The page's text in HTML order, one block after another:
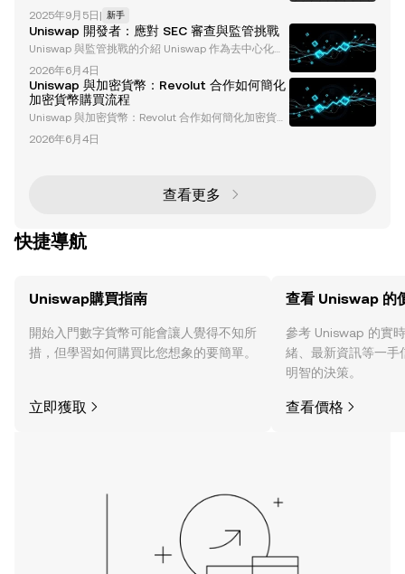
方式與其平台進行交互，提供了中心化的替代方案，從
而鞏固了其在區塊鏈和加密貨幣行業中的地位。 Unisw
ap 是 DEX 的一個很好的例子。自 2018 年成立以來，
Uniswap 已成為全球最大的去中心化交易所。 Uniswa
p 也持續將最新技術融入其平台，為加密貨幣產業的發
展做出了貢獻，尤其是 去中心化金融 (DeFi)領域。 Uni
swap 是
2025年9月5日 | 新手
Uniswap 開發者：應對 SEC 審查與監管挑戰
Uniswap 與監管挑戰的介紹 Uniswap 作為去中心化金
融（DeFi）領域的先驅協議，通過實現無需許可的代幣
交換，徹底改變了加密貨幣領域。然而，其發展過程中
也面臨了重大的監管障礙。開發者和更廣泛的加密社群
一直受到包括美國證券交易委員會（SEC）在內的監管
機構的審查。這些挑戰引發了關於合規性、去中心化以
及 DeFi 未來的關鍵問題。 SEC 對 Uniswap 的調查：
2026年6月4日
Uniswap 與加密貨幣：Revolut 合作如何簡化
加密貨幣購買流程
Uniswap 與加密貨幣：Revolut 合作如何簡化加密貨幣
購買流程 加密貨幣的發展正以前所未有的速度演進，
而作為領先的去中心化交易所（DEX），Uniswap 正在
一步。本文將深入探討這次合作的細節、對加密貨幣生
態系統的影響，以及塑造金融科技（Fintech）和去中
2026年6月4日
查看更多
快捷導航
Uniswap購買指南
開始入門數字貨幣可能會讓人覺得不知所
措，但學習如何購買比您想象的要簡單。
立即獲取
查看 Uniswap 的
參考 Uniswap 的實
緒、最新資訊等一手
明智的決策。
查看價格